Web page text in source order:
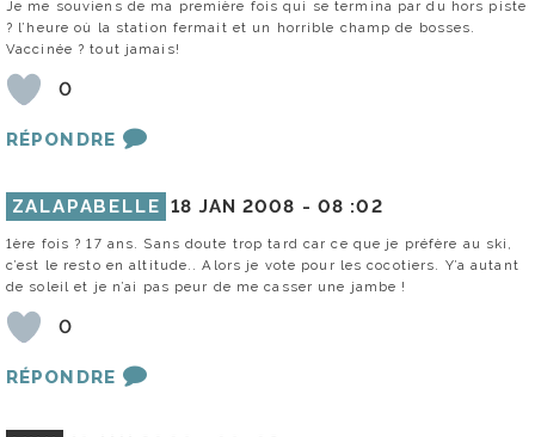
Je me souviens de ma première fois qui se termina par du hors piste
? l’heure où la station fermait et un horrible champ de bosses.
Vaccinée ? tout jamais!
0
RÉPONDRE
ZALAPABELLE 18 JAN 2008 - 08 :02
1ère fois ? 17 ans. Sans doute trop tard car ce que je préfère au ski,
c’est le resto en altitude.. Alors je vote pour les cocotiers. Y’a autant
de soleil et je n’ai pas peur de me casser une jambe !
0
RÉPONDRE